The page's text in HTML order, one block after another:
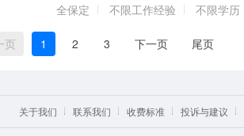
全保定
不限工作经验 不限学历
页 1 2 3 下一页 尾页
关于我们 联系我们 收费标准 投诉与建议